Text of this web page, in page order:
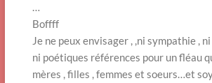
…
Boffff
Je ne peux envisager , ,ni sympathie ,
ni poétiques références pour un fléau
mères , filles , femmes et soeurs…et